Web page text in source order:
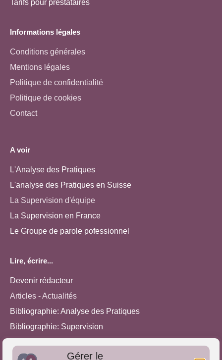
Gérer le
Tarifs pour prestataires
Informations légales
Conditions générales
Mentions légales
Politique de confidentialité
Politique de cookies
Contact
A voir
L'Analyse des Pratiques
L'analyse des Pratiques en Suisse
La Supervision d'équipe
La Supervision en France
Le Groupe de parole pofessionnel
Lire, écrire...
Devenir rédacteur
Articles - Actualités
Bibliographie: Analyse des Pratiques
Bibliographie: Supervision
Approches de l'Analyse des pratiques